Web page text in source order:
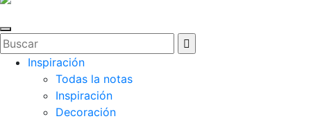
Inspiración
Todas la notas
Inspiración
Decoración